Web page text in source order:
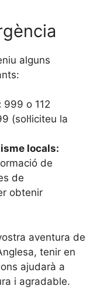
alguns
999 o 112
(sol·liciteu la
locals:
de
de
obtenir
aventura de
tenir en
ajudarà a
i agradable.